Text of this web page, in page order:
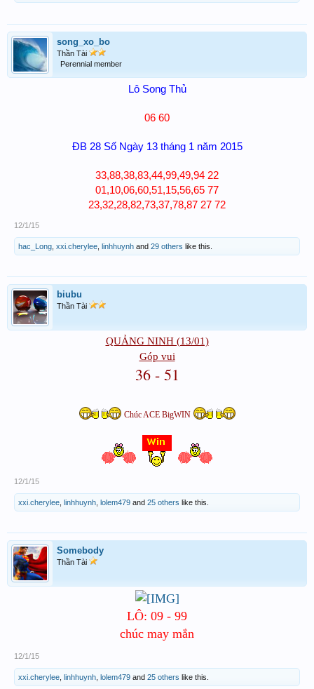
song_xo_bo
Thần Tài
Perennial member
Lô Song Thủ
06 60
ĐB 28 Số Ngày 13 tháng 1 năm 2015
33,88,38,83,44,99,49,94 22
01,10,06,60,51,15,56,65 77
23,32,28,82,73,37,78,87 27 72​
12/1/15
hac_Long xxi.cherylee linhhuynh and 29 others like this.
biubu
Thần Tài
QUẢNG NINH (13/01)​
Góp vui
36 - 51
Chúc ACE BigWIN
12/1/15
xxi.cherylee linhhuynh lolem479 and 25 others like this.
Somebody
Thần Tài
LÔ: 09 - 99
chúc may mắn
12/1/15
xxi.cherylee linhhuynh lolem479 and 25 others like this.